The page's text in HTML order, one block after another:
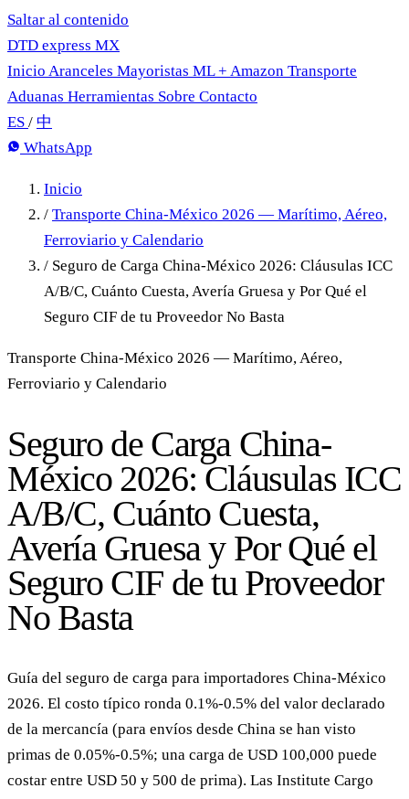
Saltar al contenido
DTD express MX
Inicio Aranceles Mayoristas ML + Amazon Transporte
Aduanas Herramientas Sobre Contacto
ES / 中
WhatsApp
Inicio
/ Transporte China-México 2026 — Marítimo, Aéreo,
Ferroviario y Calendario
/ Seguro de Carga China-México 2026: Cláusulas ICC
A/B/C, Cuánto Cuesta, Avería Gruesa y Por Qué el
Seguro CIF de tu Proveedor No Basta
Transporte China-México 2026 — Marítimo, Aéreo,
Ferroviario y Calendario
Seguro de Carga China-
México 2026: Cláusulas ICC
A/B/C, Cuánto Cuesta,
Avería Gruesa y Por Qué el
Seguro CIF de tu Proveedor
No Basta
Guía del seguro de carga para importadores China-México
2026. El costo típico ronda 0.1%-0.5% del valor declarado
de la mercancía (para envíos desde China se han visto
primas de 0.05%-0.5%; una carga de USD 100,000 puede
costar entre USD 50 y 500 de prima). Las Institute Cargo